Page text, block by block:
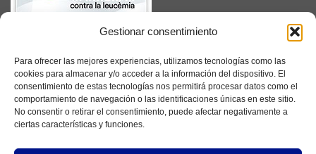
Gestionar consentimiento
Para ofrecer las mejores experiencias, utilizamos tecnologías como las
cookies para almacenar y/o acceder a la información del dispositivo. El
consentimiento de estas tecnologías nos permitirá procesar datos como el
comportamiento de navegación o las identificaciones únicas en este sitio.
No consentir o retirar el consentimiento, puede afectar negativamente a
ciertas características y funciones.
SUSCRÍBETE
Facebook
Instagram